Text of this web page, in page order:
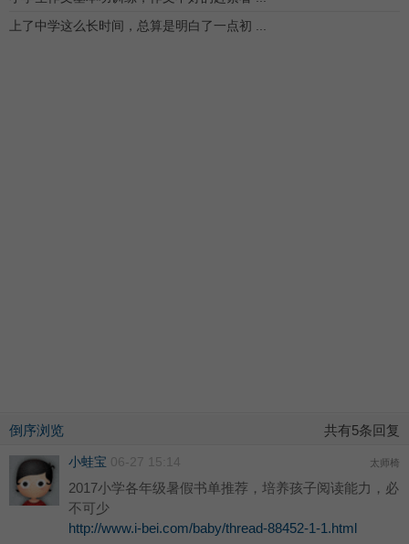
上了中学这么长时间，总算是明白了一点初 ...
倒序浏览 共有5条回复
小蛙宝 06-27 15:14 太师椅
2017小学各年级暑假书单推荐，培养孩子阅读能力，必
不可少
http://www.i-bei.com/baby/thread-88452-1-1.html